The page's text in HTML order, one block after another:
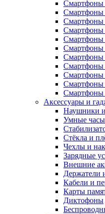
Смартфоны
Смартфоны
Смартфоны
Смартфоны
Смартфоны
Смартфоны
Смартфоны
Смартфоны
Смартфоны
Смартфоны
Аксессуары и
Наушники
Умные
Стёкла и
Чехлы и
Зарядные
Внешние
Держатели
Кабели и
Карты
Диктофоны